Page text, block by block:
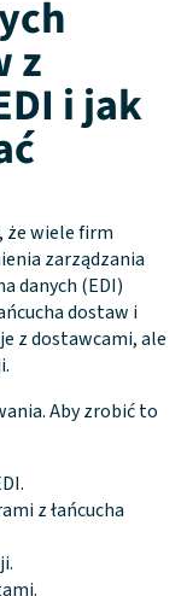
z
i jak
że wiele firm
zarządzania
danych (EDI)
dostaw i
z dostawcami, ale
Aby zrobić to
z łańcucha